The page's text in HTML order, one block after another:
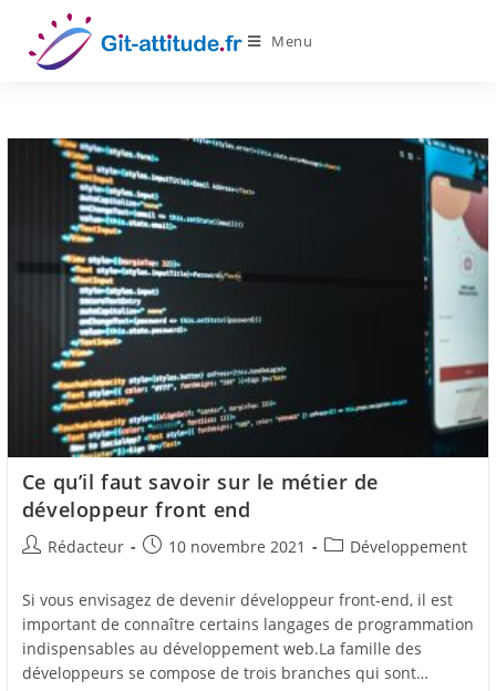
content
Menu
Ce qu’il faut savoir sur le métier de
développeur front end
Auteur/autrice
la
publication :
Rédacteur
Post10 novembre 2021
PostDéveloppement
Si vous envisagez de devenir développeur front-end, il est
important de connaître certains langages de programmation
indispensables au développement web.La famille des
développeurs se compose de trois branches qui sont…